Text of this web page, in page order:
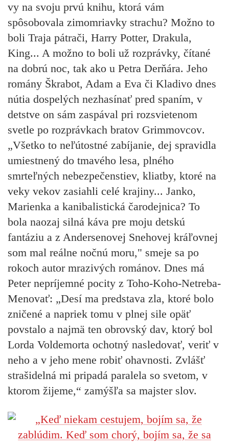
vy na svoju prvú knihu, ktorá vám
spôsobovala zimomriavky strachu? Možno to
boli Traja pátrači, Harry Potter, Drakula,
King... A možno to boli už rozprávky, čítané
na dobrú noc, tak ako u Petra Derňára. Jeho
romány Škrabot, Adam a Eva či Kladivo dnes
nútia dospelých nezhasínať pred spaním, v
detstve on sám zaspával pri rozsvietenom
svetle po rozprávkach bratov Grimmovcov.
„Všetko to neľútostné zabíjanie, dej spravidla
umiestnený do tmavého lesa, plného
smrteľných nebezpečenstiev, kliatby, ktoré na
veky vekov zasiahli celé krajiny... Janko,
Marienka a kanibalistická čarodejnica? To
bola naozaj silná káva pre moju detskú
fantáziu a z Andersenovej Snehovej kráľovnej
som mal reálne nočnú moru," smeje sa po
rokoch autor mrazivých románov. Dnes má
Peter nepríjemné pocity z Toho-Koho-Netreba-
Menovať: „Desí ma predstava zla, ktoré bolo
zničené a napriek tomu v plnej sile opäť
povstalo a najmä ten obrovský dav, ktorý bol
Lorda Voldemorta ochotný nasledovať, veriť v
neho a v jeho mene robiť ohavnosti. Zvlášť
strašidelná mi pripadá paralela so svetom, v
ktorom žijeme,“ zamýšľa sa majster slov.